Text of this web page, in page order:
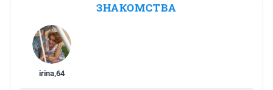
ЗНАКОМСТВА
irina,64